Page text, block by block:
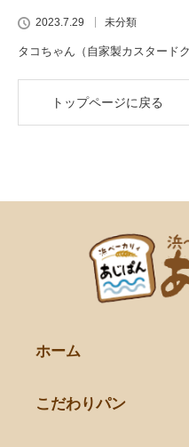
2023.7.29 未分類
タコちゃん（自家製カスタードク
トップページに戻る
ホーム
こだわりパン